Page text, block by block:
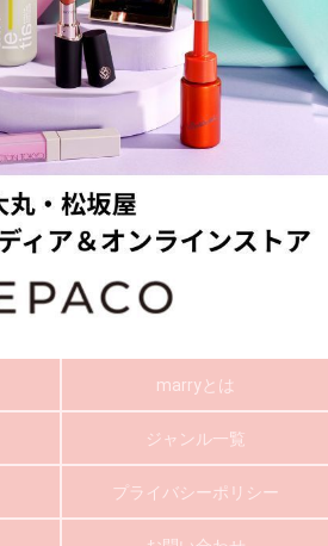
marryとは
ジャンル一覧
プライバシーポリシー